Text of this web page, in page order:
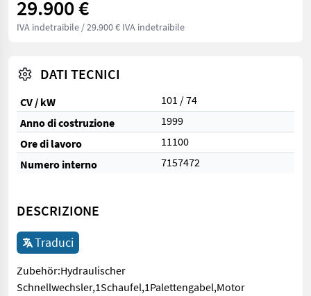
29.900 €
IVA indetraibile / 29.900 € IVA indetraibile
DATI TECNICI
CV / kW
101 / 74
Anno di costruzione
1999
Ore di lavoro
11100
Numero interno
7157472
DESCRIZIONE
Traduci
Zubehör:Hydraulischer
Schnellwechsler,1Schaufel,1Palettengabel,Motor